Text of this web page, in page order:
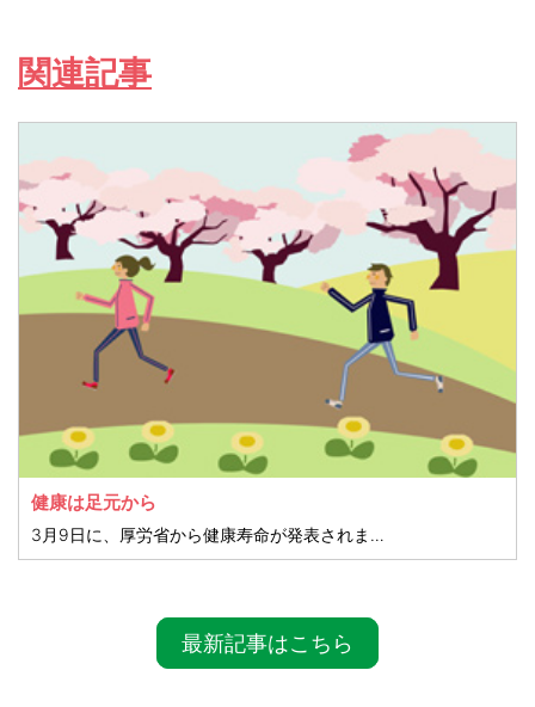
関連記事
健康は足元から
3月9日に、厚労省から健康寿命が発表されました。健康寿命とは、健康上の理由で日常生活が制限されることなく過ごせる寿命のことです。
最新記事はこちら